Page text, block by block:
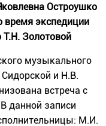
Остроушко
время экспедиции
Т.Н. Золотовой
музыкального
и Н.В.
встреча с
данной записи
М.И.